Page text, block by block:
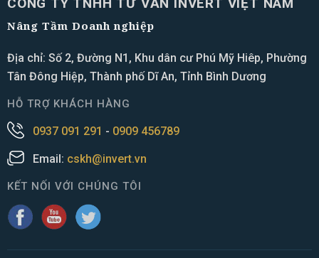
CÔNG TY TNHH TƯ VẤN INVERT VIỆT NAM
Nâng Tầm Doanh nghiệp
Địa chỉ: Số 2, Đường N1, Khu dân cư Phú Mỹ Hiêp, Phường
Tân Đông Hiệp, Thành phố Dĩ An, Tỉnh Bình Dương
HỖ TRỢ KHÁCH HÀNG
0937 091 291 - 0909 456789
Email: cskh@invert.vn
KẾT NỐI VỚI CHÚNG TÔI